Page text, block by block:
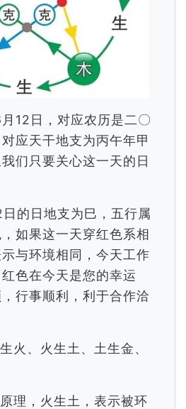
12日，对应农历是二〇
应天干地支为丙午年甲
们只要关心这一天的日
的日地支为巳，五行属
如果这一天穿红色系相
与环境相同，今天工作
色在今天是您的幸运
行事顺利，利于合作洽
火、火生土、土生金、
理，火生土，表示被环